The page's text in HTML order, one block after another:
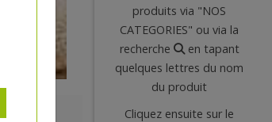
produits via "NOS
CATEGORIES" ou via la
recherche
en tapant
quelques lettres du nom
du produit
Cliquez ensuite sur le